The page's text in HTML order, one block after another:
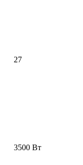
27
3500 Вт